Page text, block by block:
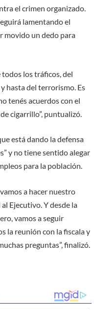
el crimen organizado.
lamentando el
movido un dedo para
todos los tráficos, del
hasta del terrorismo. Es
tenés acuerdos con el
cigarrillo”, puntualizó.
está dando la defensa
y no tiene sentido alegar
para la población.
a hacer nuestro
Ejecutivo. Y desde la
vamos a seguir
la reunión con la fiscala y
preguntas”, finalizó.